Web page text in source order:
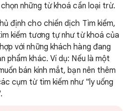
những từ khoá cần loại trừ.
định cho chiến dịch Tìm kiếm,
kiếm tương tự như từ khoá của
với những khách hàng đang
phẩm khác. Ví dụ: Nếu là một
bán kính mắt, bạn nên thêm
cụm từ tìm kiếm như "ly uống